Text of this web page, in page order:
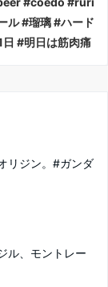
ル #瑠璃 #ハード
日 #明日は筋肉痛
リジン。#ガンダ
ル、モントレー